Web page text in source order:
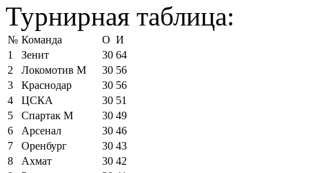
Турнирная таблица:
№ Команда О И
1
Зенит 30 64
2
Локомотив М 30 56
3
Краснодар 30 56
4
ЦСКА 30 51
5
Спартак М 30 49
6
Арсенал 30 46
7
Оренбург 30 43
8
Ахмат 30 42